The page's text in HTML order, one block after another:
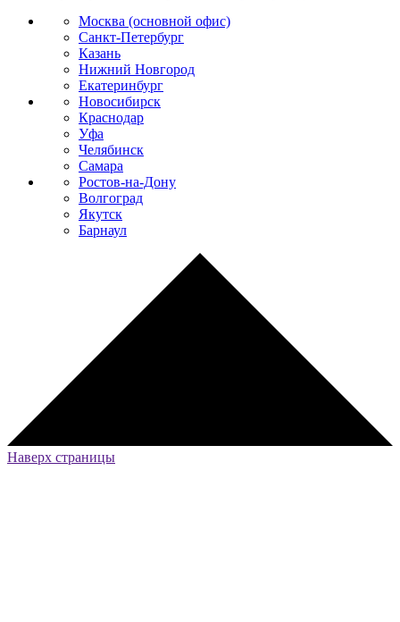
Москва (основной офис)
Санкт-Петербург
Казань
Нижний Новгород
Екатеринбург
Новосибирск
Краснодар
Уфа
Челябинск
Самара
Ростов-на-Дону
Волгоград
Якутск
Барнаул
Наверх страницы